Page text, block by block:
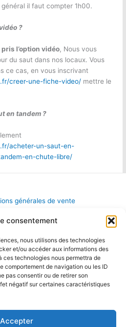
consentement
nous utilisons des technologies
et/ou accéder aux informations des
ces technologies nous permettra de
comportement de navigation ou les ID
pas consentir ou de retirer son
négatif sur certaines caractéristiques
Accepter
général il faut compter 1h00.
?
l’option vidéo, Nous vous
du saut dans nos locaux. Vous
ce cas, en vous inscrivant
creer-une-fiche-video/ mettre le
en tandem ?
acheter-un-saut-en-
en-chute-libre/
générales de vente